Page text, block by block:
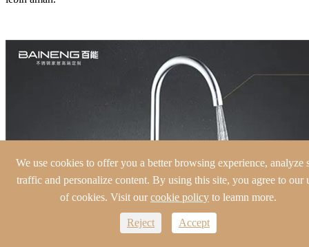
We use cookies to offer you a better browsing experience, analyze
traffic and personalize content. By using this site, you agree to our
of cookies. Visit ourcookie policy to leamn more.
Reject Accept